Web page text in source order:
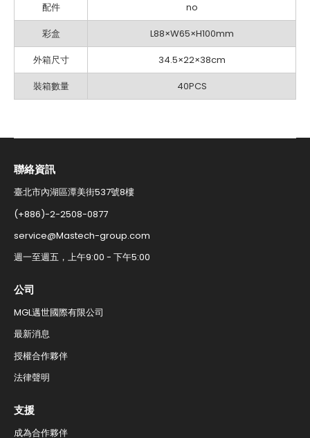
配件
no
彩盒
L88×W65×H100mm
外箱尺寸
34.5×22×38cm
裝箱數量
40PCS
聯絡資訊​
臺北市內湖區潭美街537號8樓
(+886)-2-2508-0877​
service@Mastech-group.com​
週一至週五，上午9:00 - 下午5:00​
公司
MGL邁世國際有限公司
最新消息
授權合作夥伴
法律聲明
支援
成為合作夥伴